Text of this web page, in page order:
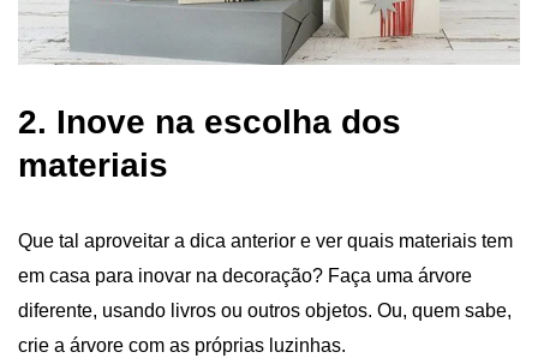
2. Inove na escolha dos
materiais
Que tal aproveitar a dica anterior e ver quais materiais tem
em casa para inovar na decoração? Faça uma árvore
diferente, usando livros ou outros objetos. Ou, quem sabe,
crie a árvore com as próprias luzinhas.